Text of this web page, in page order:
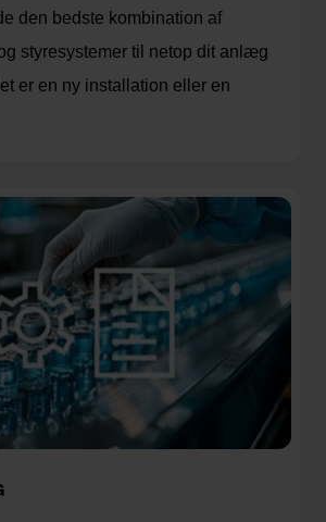
den bedste kombination af
styresystemer til netop dit anlæg
er en ny installation eller en